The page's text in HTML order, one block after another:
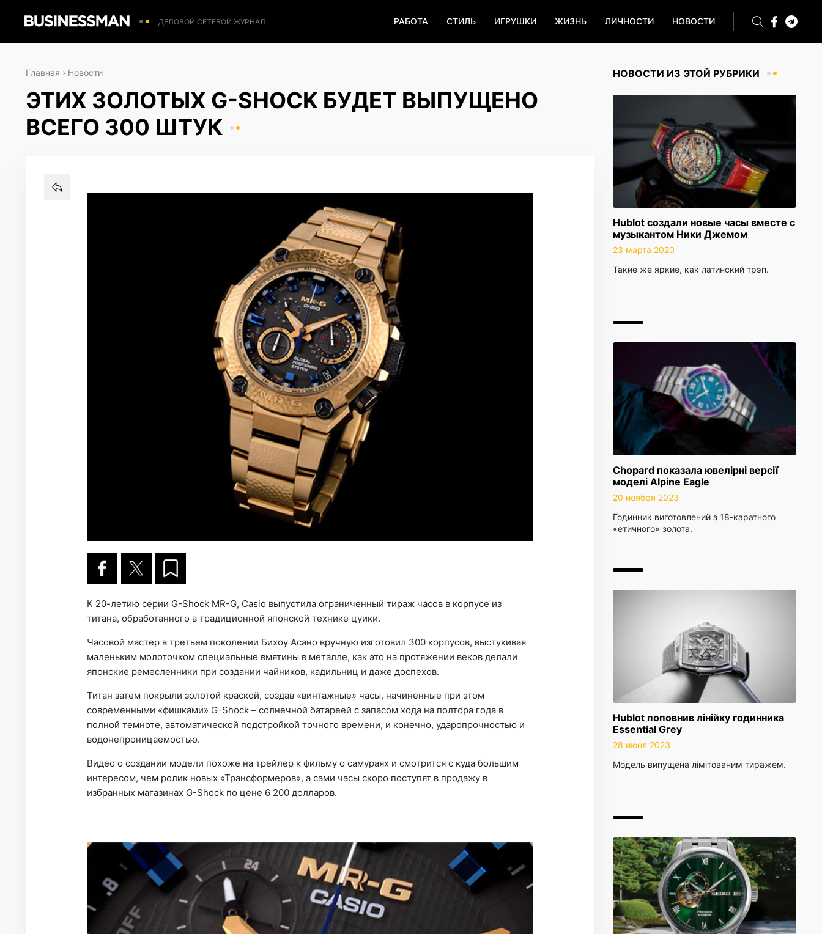
ДЕЛОВОЙ СЕТЕВОЙ ЖУРНАЛ РАБОТА СТИЛЬ ИГРУШКИ ЖИЗНЬ ЛИЧНОСТИ НОВОСТИ
НОВОСТИ ИЗ ЭТОЙ РУБРИКИ
Hublot создали новые часы вместе с
музыкантом Ники Джемом
23 марта 2020
Такие же яркие, как латинский трэп.
Chopard показала ювелірні версії
моделі Alpine Eagle
20 ноября 2023
Годинник виготовлений з 18-каратного
«етичного» золота.
Hublot поповнив лінійку годинника
Essential Grey
28 июня 2023
Модель випущена лімітованим тиражем.
Главная › Новости
ЭТИХ ЗОЛОТЫХ G-SHOCK БУДЕТ ВЫПУЩЕНО
ВСЕГО 300 ШТУК
К 20-летию серии G-Shock MR-G, Casio выпустила ограниченный тираж часов в корпусе из
титана, обработанного в традиционной японской технике цуики.
Часовой мастер в третьем поколении Бихоу Асано вручную изготовил 300 корпусов, выстукивая
маленьким молоточком специальные вмятины в металле, как это на протяжении веков делали
японские ремесленники при создании чайников, кадильниц и даже доспехов.
Титан затем покрыли золотой краской, создав «винтажные» часы, начиненные при этом
современными «фишками» G-Shock – солнечной батареей с запасом хода на полтора года в
полной темноте, автоматической подстройкой точного времени, и конечно, ударопрочностью и
водонепроницаемостью.
Видео о создании модели похоже на трейлер к фильму о самураях и смотрится с куда большим
интересом, чем ролик новых «Трансформеров», а сами часы скоро поступят в продажу в
избранных магазинах G-Shock по цене 6 200 долларов.